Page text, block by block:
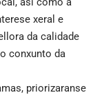
xeral e
da calidade
conxunto da
priorizaranse